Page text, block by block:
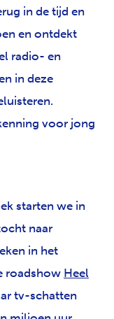
in de tijd en
en ontdekt
radio- en
in deze
voor jong
starten we in
naar
in het
roadshow Heel
tv-schatten